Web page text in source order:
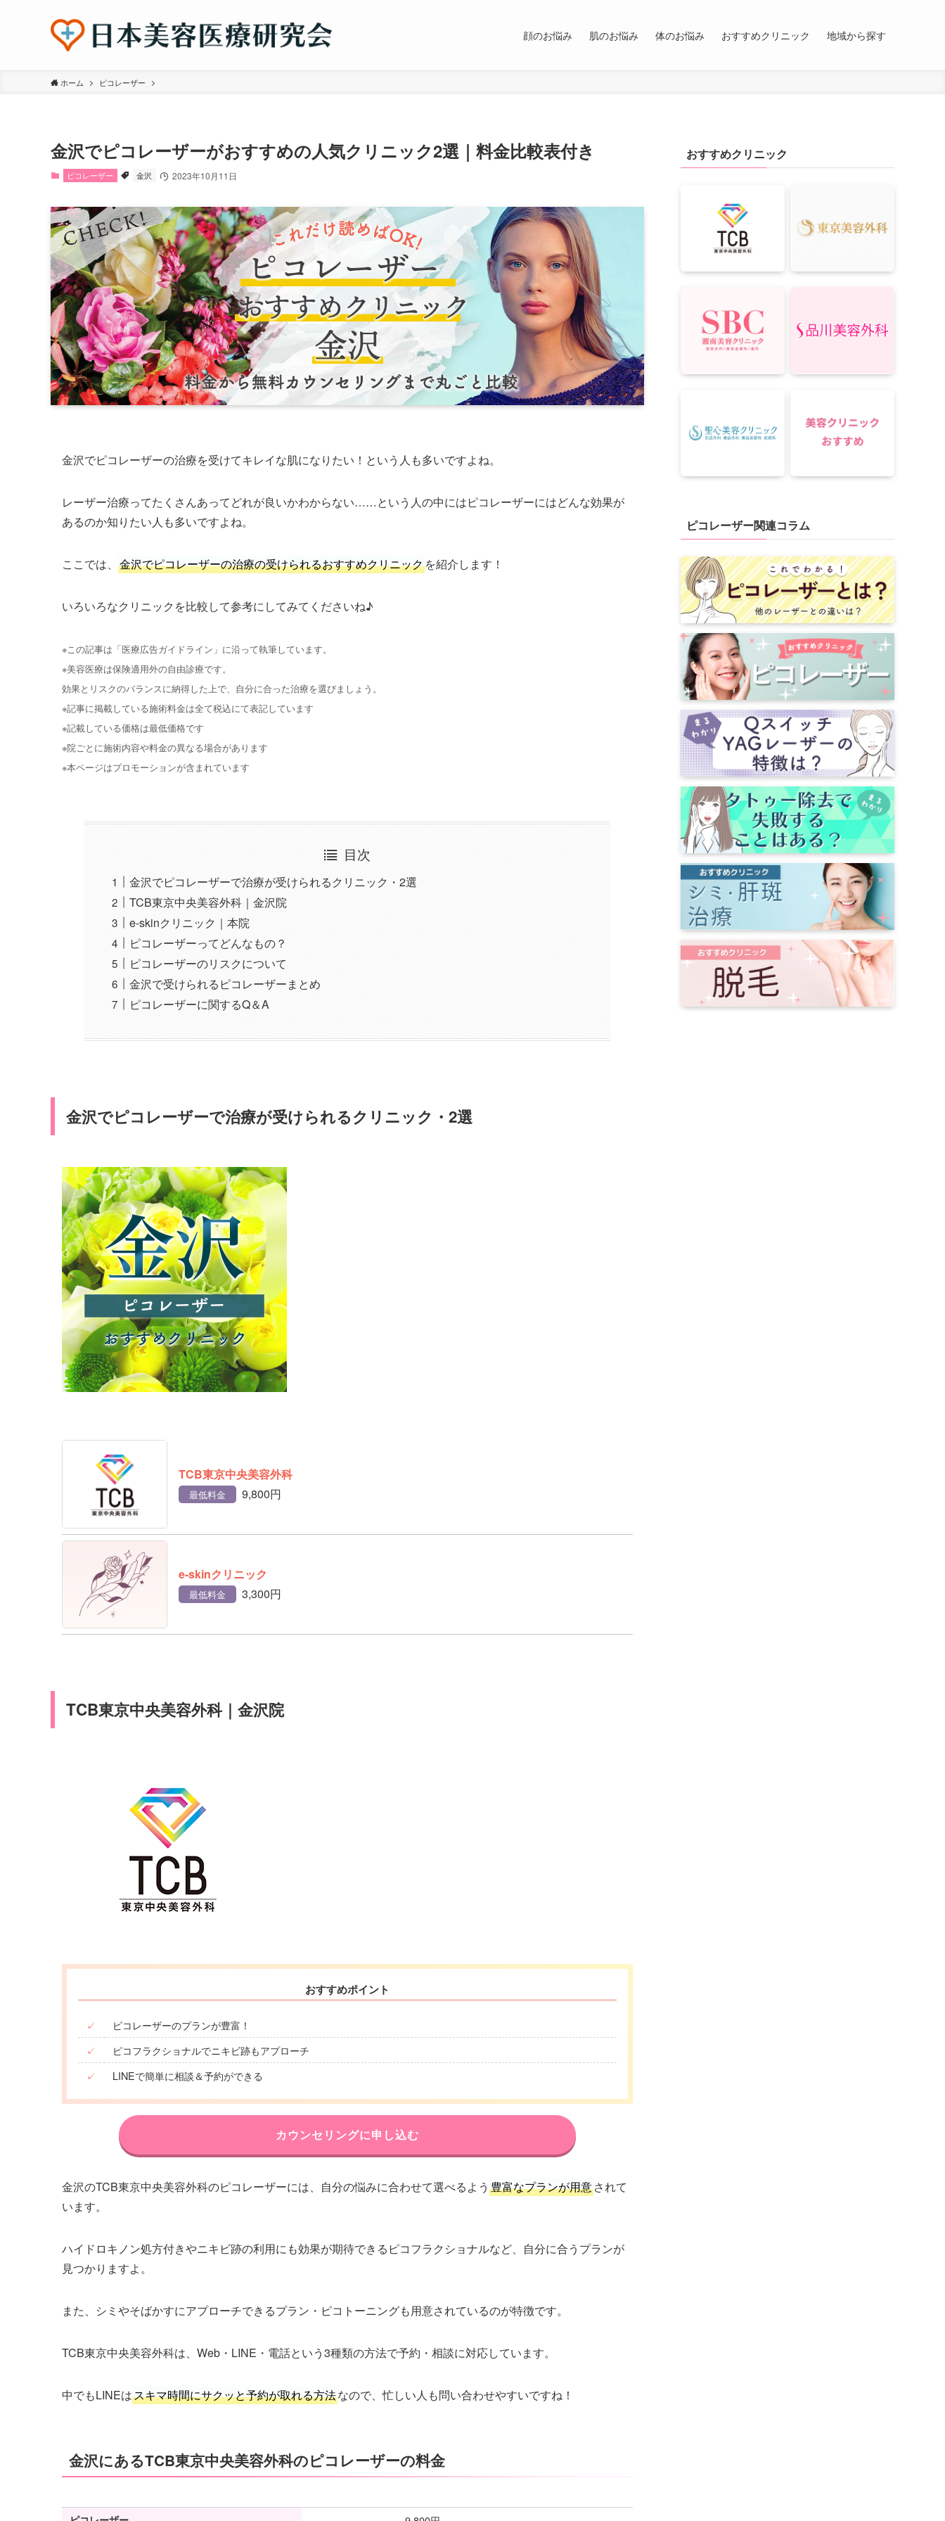
顔のお悩み 肌のお悩み 体のお悩み おすすめクリニック 地域から探す
ホーム ピコレーザー
金沢でピコレーザーがおすすめの人気クリニック2選｜料金比較表付き
ピコレーザー 金沢 2023年10月11日
金沢でピコレーザーの治療を受けてキレイな肌になりたい！という人も多いですよね。
レーザー治療ってたくさんあってどれが良いかわからない……という人の中にはピコレーザーにはどんな効果が
あるのか知りたい人も多いですよね。
ここでは、 金沢でピコレーザーの治療の受けられるおすすめクリニックを紹介します！
いろいろなクリニックを比較して参考にしてみてくださいね♪
※この記事は「医療広告ガイドライン」に沿って執筆しています。
※美容医療は保険適用外の自由診療です。
効果とリスクのバランスに納得した上で、自分に合った治療を選びましょう。
※記事に掲載している施術料金は全て税込にて表記しています
※記載している価格は最低価格です
※院ごとに施術内容や料金の異なる場合があります
※本ページはプロモーションが含まれています
目次
金沢でピコレーザーで治療が受けられるクリニック・2選
TCB東京中央美容外科｜金沢院
e-skinクリニック｜本院
ピコレーザーってどんなもの？
ピコレーザーのリスクについて
金沢で受けられるピコレーザーまとめ
ピコレーザーに関するQ＆A
金沢でピコレーザーで治療が受けられるクリニック・2選
TCB東京中央美容外科
最低料金 9,800円
e-skinクリニック
最低料金 3,300円
TCB東京中央美容外科｜金沢院
おすすめポイント
✓
ピコレーザーのプランが豊富！
✓
ピコフラクショナルでニキビ跡もアプローチ
✓
LINEで簡単に相談＆予約ができる
カウンセリングに申し込む
金沢のTCB東京中央美容外科のピコレーザーには、自分の悩みに合わせて選べるよう 豊富なプランが用意されて
います。
ハイドロキノン処方付きやニキビ跡の利用にも効果が期待できるピコフラクショナルなど、自分に合うプランが
見つかりますよ。
また、シミやそばかすにアプローチできるプラン・ピコトーニングも用意されているのが特徴です。
TCB東京中央美容外科は、Web・LINE・電話という3種類の方法で予約・相談に対応しています。
中でもLINEはスキマ時間にサクッと予約が取れる方法なので、忙しい人も問い合わせやすいですね！
金沢にあるTCB東京中央美容外科のピコレーザーの料金
おすすめクリニック
ピコレーザー関連コラム